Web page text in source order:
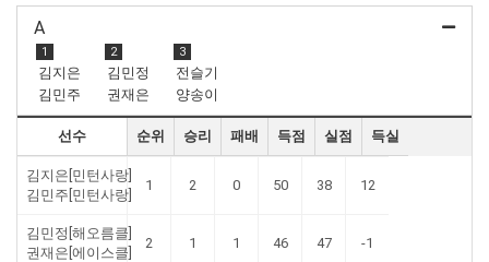
A
1
김지은
김민주
2
김민정
권재은
3
전슬기
양송이
선수 순위 승리 패배 득점 실점 득실
김지은[민턴사랑]
김민주[민턴사랑]
1 2 0 50 38 12
김민정[해오름클]
권재은[에이스클]
2 1 1 46 47 -1